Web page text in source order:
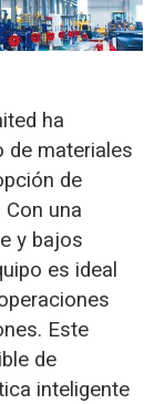
ha
de materiales
de
una
y bajos
es ideal
Este
de
inteligente